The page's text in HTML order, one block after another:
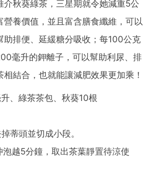
介秋葵綠茶，三星期就令她減重5公
營養價值，並且富含膳食纖維，可以
助排便、延緩糖分吸收；每100公克
毫升的鉀離子，可以幫助利尿、排
相結合，也就能讓減肥效果更加乘！
、綠茶茶包、秋葵10根
蒂頭並切成小段。
越5分鐘，取出茶葉靜置待涼使